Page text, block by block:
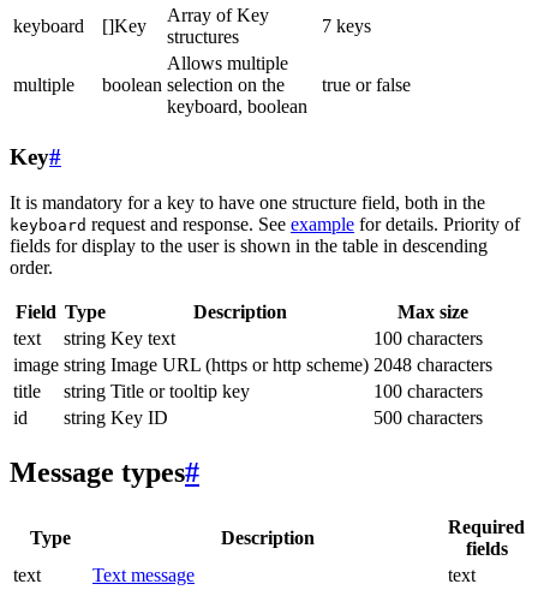
keyboard []Key
Array of Key
structures
7 keys
multiple boolean
Allows multiple
selection on the
keyboard, boolean
true or false
Key#
It is mandatory for a key to have one structure field, both in the
keyboard request and response. See example for details. Priority of
fields for display to the user is shown in the table in descending
order.
Field Type Description
Max size
text
string Key text
100 characters
image string Image URL (https or http scheme) 2048 characters
title
string Title or tooltip key
100 characters
id
string Key ID 500 characters
Message types#
Type Description
Required
fields
text
Text message
text